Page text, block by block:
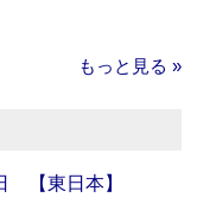
もっと見る »
【東日本】